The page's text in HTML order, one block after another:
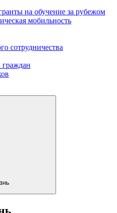
на обучение за рубежом
мобильность
сотрудничества